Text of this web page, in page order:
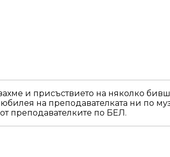
и присъствието на няколко
на преподавателката ни по
преподавателките по БЕЛ.